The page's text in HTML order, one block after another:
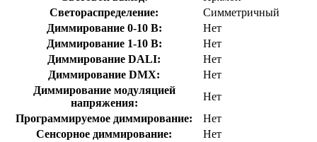
Светораспределение:
Симметричный
Диммирование 0-10 В:
Нет
Диммирование 1-10 В:
Нет
Диммирование DALI:
Нет
Диммирование DMX:
Нет
Диммирование модуляцией
напряжения:
Нет
Программируемое диммирование:
Нет
Сенсорное диммирование:
Нет